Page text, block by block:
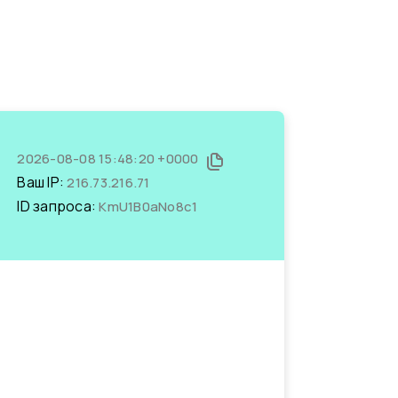
2026-08-08 15:48:20 +0000
Ваш IP:216.73.216.71
ID запроса:KmU1B0aNo8c1